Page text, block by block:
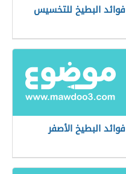
فوائد البطيخ للتخسيس
فوائد البطيخ الأصفر